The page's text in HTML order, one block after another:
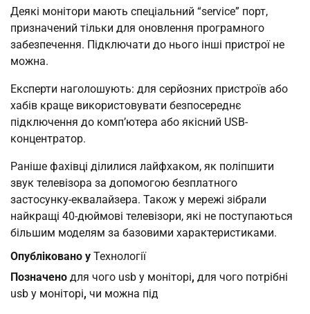
Деякі монітори мають спеціальний “service” порт,
призначений тільки для оновлення програмного
забезпечення. Підключати до нього інші пристрої не
можна.
Експерти наголошують: для серйозних пристроїв або
хабів краще використовувати безпосереднє
підключення до комп’ютера або якісний USB-
концентратор.
Раніше фахівці ділилися лайфхаком, як поліпшити
звук телевізора за допомогою безплатного
застосунку-еквалайзера. Також у мережі зібрали
найкращі 40-дюймові телевізори, які не поступаються
більшим моделям за базовими характеристиками.
Опубліковано у Технології
Позначено для чого usb у моніторі, для чого потрібні
usb у моніторі, чи можна під